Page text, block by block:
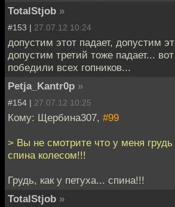
TotalStjob »
#153 | 27.07.12 10:24
допустим этот падает, допустим
допустим третий тоже падает...
победили всех гопников...
Petja_Kantr0p »
#154 | 27.07.12 10:25
Кому: Щербина307, #99
> Вы не смотрите что у меня грудь
спина колесом!!!
Грудь, как у петуха... спина!!!
TotalStjob »